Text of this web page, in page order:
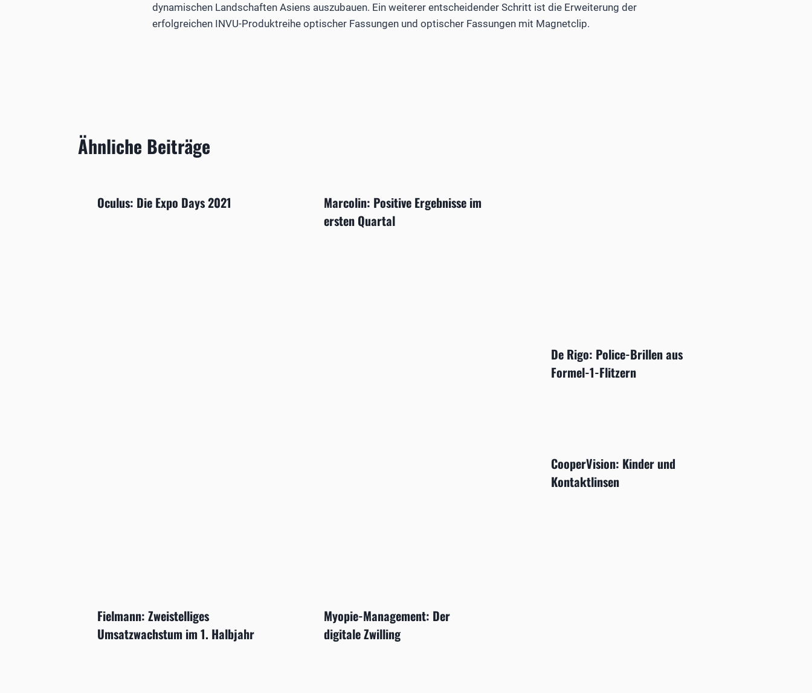
dynamischen Landschaften Asiens auszubauen. Ein weiterer entscheidender Schritt ist die Erweiterung der
erfolgreichen INVU-Produktreihe optischer Fassungen und optischer Fassungen mit Magnetclip.
Ähnliche Beiträge
Oculus: Die Expo Days 2021
Marcolin: Positive Ergebnisse im
ersten Quartal
De Rigo: Police-Brillen aus
Formel-1-Flitzern
Fielmann: Zweistelliges
Umsatzwachstum im 1. Halbjahr
Myopie-Management: Der
digitale Zwilling
CooperVision: Kinder und
Kontaktlinsen